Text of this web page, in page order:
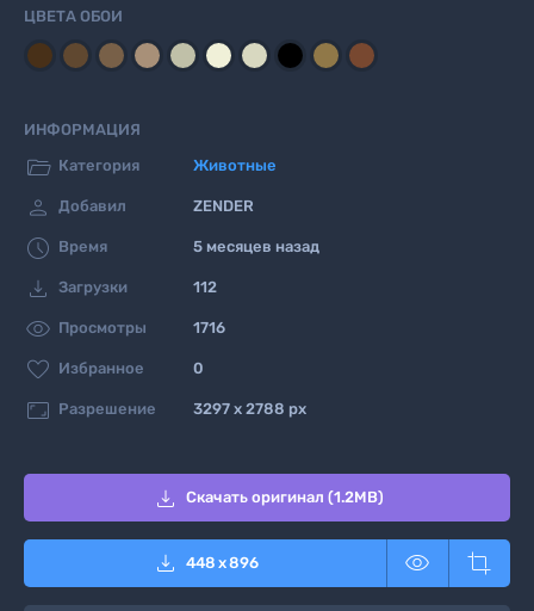
ЦВЕТА ОБОИ
ИНФОРМАЦИЯ
 Категория Животные
 Добавил ZENDER
 Время 5 месяцев назад
 Загрузки 112
 Просмотры 1716
 Избранное 0
 Разрешение 3297 x 2788 px
 Скачать оригинал (1.2MB)
 448 x896  